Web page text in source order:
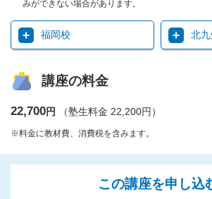
みができない場合があります。
福岡校 北
講座の料金
22,700円 （塾生料金 22,200円）
※料金に教材費、消費税を含みます。
この講座を申し込